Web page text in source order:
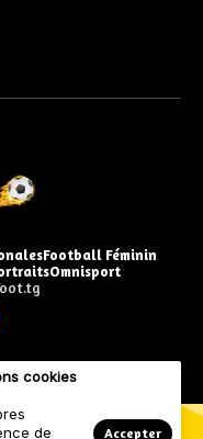
Football Féminin
Omnisport
cookies
de
Accepter